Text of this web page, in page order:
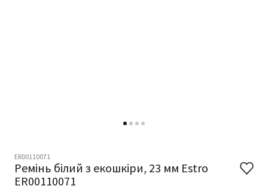
ER00110071
Ремінь білий з екошкіри, 23 мм Estro
ER00110071